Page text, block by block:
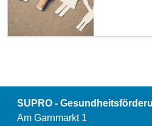
SUPRO -
Am Garnmarkt 1